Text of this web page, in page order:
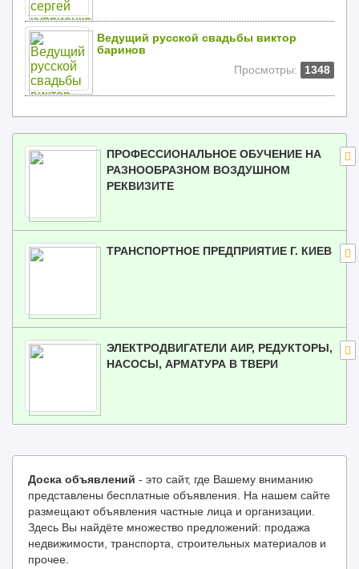
Ведущий русской свадьбы виктор
баринов
Просмотры:
1348
ПРОФЕССИОНАЛЬНОЕ ОБУЧЕНИЕ НА
РАЗНООБРАЗНОМ ВОЗДУШНОМ
РЕКВИЗИТЕ
ТРАНСПОРТНОЕ ПРЕДПРИЯТИЕ Г. КИЕВ
ЭЛЕКТРОДВИГАТЕЛИ АИР, РЕДУКТОРЫ,
НАСОСЫ, АРМАТУРА В ТВЕРИ
Доска объявлений - это сайт, где Вашему вниманию
представлены бесплатные объявления. На нашем сайте
размещают объявления частные лица и организации.
Здесь Вы найдёте множество предложений: продажа
недвижимости, транспорта, строительных материалов и
прочее.